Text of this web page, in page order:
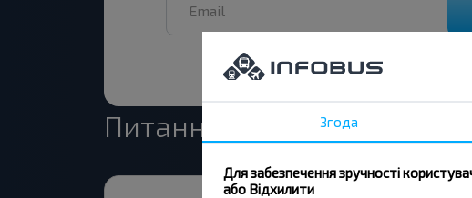
Питання - відповідь
Згода
Для забезпечення зручності
або Відхилити